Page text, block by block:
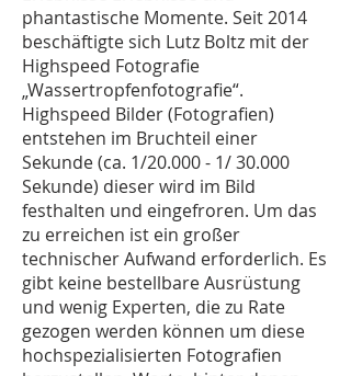
phantastische Momente. Seit 2014
beschäftigte sich Lutz Boltz mit der
Highspeed Fotografie
„Wassertropfenfotografie“.
Highspeed Bilder (Fotografien)
entstehen im Bruchteil einer
Sekunde (ca. 1/20.000 - 1/ 30.000
Sekunde) dieser wird im Bild
festhalten und eingefroren. Um das
zu erreichen ist ein großer
technischer Aufwand erforderlich. Es
gibt keine bestellbare Ausrüstung
und wenig Experten, die zu Rate
gezogen werden können um diese
hochspezialisierten Fotografien